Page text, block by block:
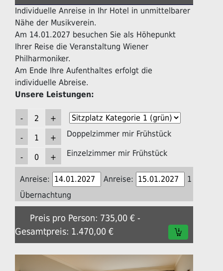
Individuelle Anreise in Ihr Hotel in unmittelbarer
Nähe der Musikverein.
Am 14.01.2027 besuchen Sie als Höhepunkt
Ihrer Reise die Veranstaltung Wiener
Philharmoniker.
Am Ende Ihre Aufenthaltes erfolgt die
individuelle Abreise.
Unsere Leistungen:
Doppelzimmer mir Frühstück
Einzelzimmer mir Frühstück
Anreise: Anreise:
1
Übernachtung
Preis pro Person: 735,00 € -
Gesamtpreis: 1.470,00 €